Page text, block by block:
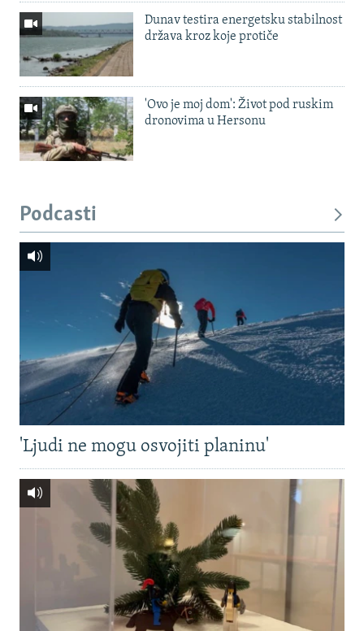
Dunav testira energetsku stabilnost
država kroz koje protiče
'Ovo je moj dom': Život pod ruskim
dronovima u Hersonu
Podcasti
'Ljudi ne mogu osvojiti planinu'